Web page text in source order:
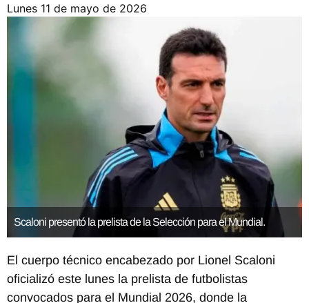
lunes 11 de mayo de 2026
Scaloni presentó la prelista de la Selección para el Mundial.
El cuerpo técnico encabezado por Lionel Scaloni
oficializó este lunes la prelista de futbolistas
convocados para el Mundial 2026, donde la